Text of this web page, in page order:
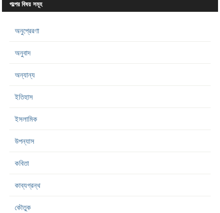
গল্পের বিষয় সমূহ
অনুপ্রেরণা
অনুবাদ
অন্যান্য
ইতিহাস
ইসলামিক
উপন্যাস
কবিতা
কাব্যগ্রন্থ
কৌতুক